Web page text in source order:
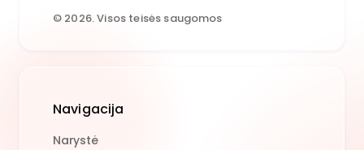
© 2026. Visos teisės saugomos
Navigacija
Narystė